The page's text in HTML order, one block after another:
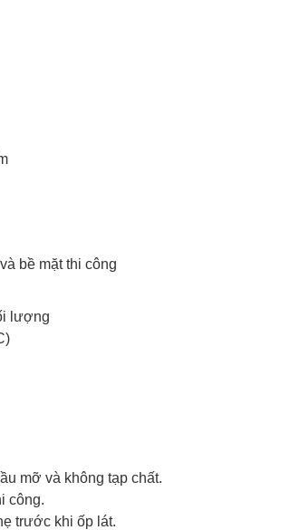
bề mặt thi công
lượng
mỡ và không tạp chất.
công.
trước khi ốp lát.